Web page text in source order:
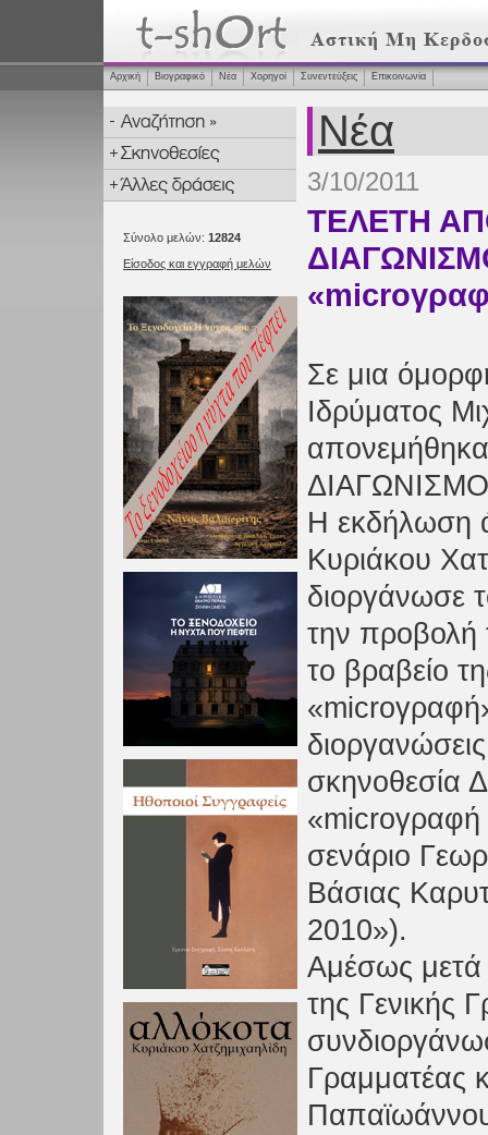
Αρχική Βιογραφικό Νέα Χορηγοί Συνεντεύξεις Επικοινωνία
Σύνολο μελών: 12824
Είσοδος και εγγραφή μελών
Νέα
3/10/2011
ΤΕΛΕΤΗ
Σε μια
Ιδρύματος
Η εκδήλωση
Κυριάκου
διοργάνωσε
την
το βραβείο
σκηνοθεσία
«microγραφή
σενάριο
Βάσιας
2010»).
Αμέσως μετά
της Γενικής
Γραμματέας